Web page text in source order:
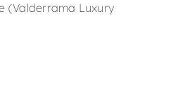
(Valderrama Luxury